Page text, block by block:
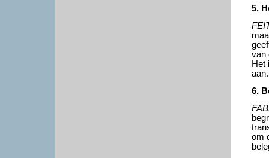
5.
van
Het
aan.
6.
om